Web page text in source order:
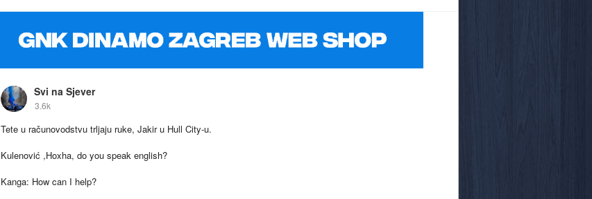
Svi na Sjever
3.6k
Tete u računovodstvu trljaju ruke, Jakir u Hull City-u.
Kulenović ,Hoxha, do you speak english?
Kanga: How can I help?